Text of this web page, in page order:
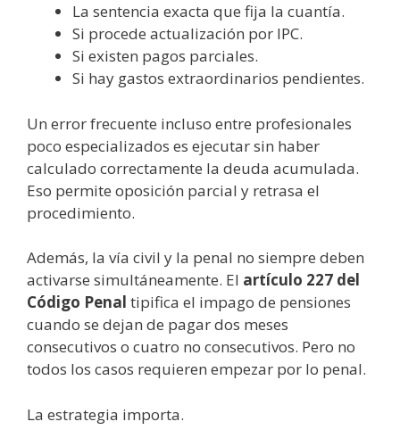
La sentencia exacta que fija la cuantía.
Si procede actualización por IPC.
Si existen pagos parciales.
Si hay gastos extraordinarios pendientes.
Un error frecuente incluso entre profesionales
poco especializados es ejecutar sin haber
calculado correctamente la deuda acumulada.
Eso permite oposición parcial y retrasa el
procedimiento.
Además, la vía civil y la penal no siempre deben
activarse simultáneamente. El artículo 227 del
Código Penal tipifica el impago de pensiones
cuando se dejan de pagar dos meses
consecutivos o cuatro no consecutivos. Pero no
todos los casos requieren empezar por lo penal.
La estrategia importa.